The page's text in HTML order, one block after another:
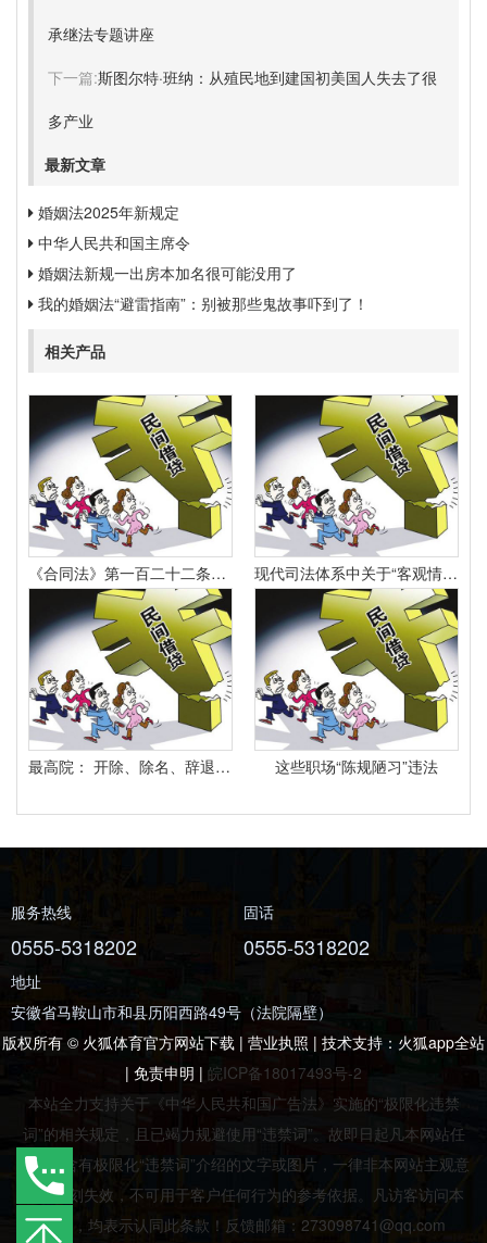
承继法专题讲座
下一篇:斯图尔特·班纳：从殖民地到建国初美国人失去了很
多产业
最新文章
婚姻法2025年新规定
中华人民共和国主席令
婚姻法新规一出房本加名很可能没用了
我的婚姻法“避雷指南”：别被那些鬼故事吓到了！
相关产品
《合同法》第一百二十二条规定：“因当事人一方的违约行为侵害对方人身、财产权益的受损害方有权选择依照本法要求其承担违约责任或者依照其他法律要求其承担侵权责任。 现代司法体系中关于“客观情况出现重大变化”的法律规定有哪些
最高院： 开除、除名、辞退与解除劳动合同之间有什么区别？ 这些职场“陈规陋习”违法
服务热线
0555-5318202
固话
0555-5318202
地址
安徽省马鞍山市和县历阳西路49号（法院隔壁）
版权所有 © 火狐体育官方网站下载 | 营业执照 | 技术支持： 火狐app全站
| 免责申明 | 皖ICP备18017493号-2
本站全力支持关于《中华人民共和国广告法》实施的“极限化违禁
词”的相关规定，且已竭力规避使用“违禁词”。故即日起凡本网站任
意页面含有极限化“违禁词”介绍的文字或图片，一律非本网站主观意
愿并即刻失效，不可用于客户任何行为的参考依据。凡访客访问本
网站，均表示认同此条款！反馈邮箱：273098741@qq.com